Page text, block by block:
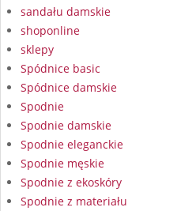
sandału damskie
shoponline
sklepy
Spódnice basic
Spódnice damskie
Spodnie
Spodnie damskie
Spodnie eleganckie
Spodnie męskie
Spodnie z ekoskóry
Spodnie z materiału